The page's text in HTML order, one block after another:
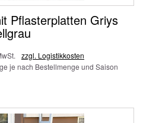
Pflasterplatten Griys
zzgl. Logistikkosten
je nach Bestellmenge und Saison